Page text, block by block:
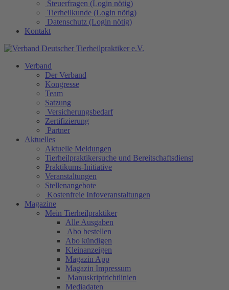
Steuerfragen (Login nötig)
Tierheilkunde (Login nötig)
Datenschutz (Login nötig)
Kontakt
Verband
Der Verband
Kongresse
Team
Satzung
Versicherungsbedarf
Zertifizierung
Partner
Aktuelles
Aktuelle Meldungen
Tierheilpraktikersuche und Bereitschaftsdienst
Praktikums-Initiative
Veranstaltungen
Stellenangebote
Kostenfreie Infoveranstaltungen
Magazine
Mein Tierheilpraktiker
Alle Ausgaben
Abo bestellen
Abo kündigen
Kleinanzeigen
Magazin App
Magazin Impressum
Manuskriptrichtlinien
Mediadaten